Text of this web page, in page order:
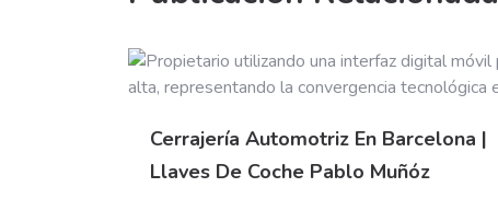
Cerrajería Automotriz En Barcelona |
Llaves De Coche Pablo Muñóz